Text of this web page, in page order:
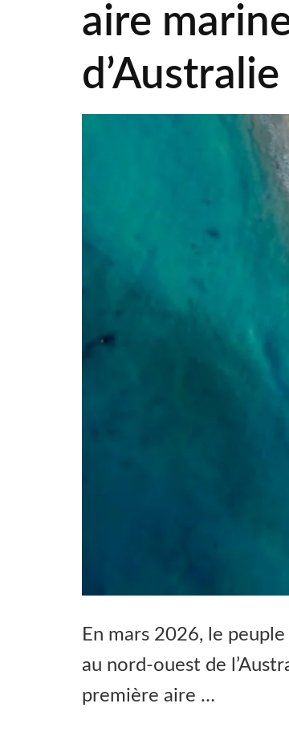
aire
d’Australie
En mars 2026, le
au nord-ouest de
première aire …